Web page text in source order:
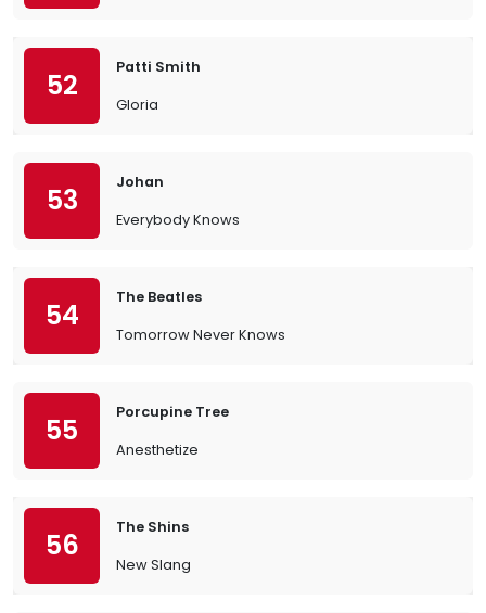
52
Patti Smith
Gloria
53
Johan
Everybody Knows
54
The Beatles
Tomorrow Never Knows
55
Porcupine Tree
Anesthetize
56
The Shins
New Slang